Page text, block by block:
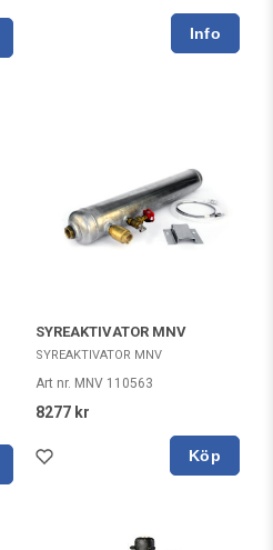
SYREAKTIVATOR MNV
SYREAKTIVATOR MNV
Art nr. MNV 110563
8277 kr
Köp